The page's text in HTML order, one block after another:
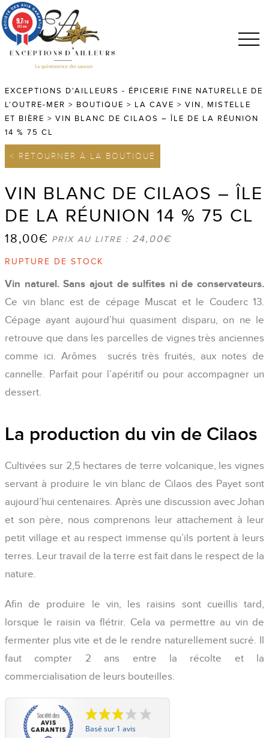
EXCEPTIONS D'AILLEURS - ÉPICERIE FINE NATURELLE DE
L'OUTRE-MER > BOUTIQUE > LA CAVE > VIN, MISTELLE
ET BIÈRE > VIN BLANC DE CILAOS – ÎLE DE LA RÉUNION
14 % 75 CL
< RETOURNER À LA BOUTIQUE
VIN BLANC DE CILAOS – ÎLE
DE LA RÉUNION 14 % 75 CL
18,00€ PRIX AU LITRE : 24,00€
RUPTURE DE STOCK
Vin naturel. Sans ajout de sulfites ni de conservateurs.
Ce vin blanc est de cépage Muscat et le Couderc 13.
Cépage ayant aujourd’hui quasiment disparu, on ne le
retrouve que dans les parcelles de vignes très anciennes
comme ici. Arômes sucrés très fruités, aux notes de
cannelle. Parfait pour l’apéritif ou pour accompagner un
dessert.
La production du vin de Cilaos
Cultivées sur 2,5 hectares de terre volcanique, les vignes
servant à produire le vin blanc de Cilaos des Payet sont
aujourd’hui centenaires. Après une discussion avec Johan
et son père, nous comprenons leur attachement à leur
petit village et au respect immense qu’ils portent à leurs
terres. Leur travail de la terre est fait dans le respect de la
nature.
Afin de produire le vin, les raisins sont cueillis tard,
lorsque le raisin va flétrir. Cela va permettre au vin de
fermenter plus vite et de le rendre naturellement sucré. Il
faut compter 2 ans entre la récolte et la
commercialisation de leurs bouteilles.
Basé sur 1 avis
9.7/10
683 avis